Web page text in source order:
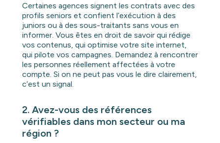
Certaines agences signent les contrats avec des
profils seniors et confient l’exécution à des
juniors ou à des sous-traitants sans vous en
informer. Vous êtes en droit de savoir qui rédige
vos contenus, qui optimise votre site internet,
qui pilote vos campagnes. Demandez à rencontrer
les personnes réellement affectées à votre
compte. Si on ne peut pas vous le dire clairement,
c’est un signal.
2. Avez-vous des références
vérifiables dans mon secteur ou ma
région ?